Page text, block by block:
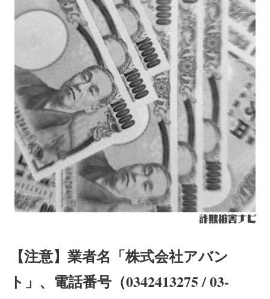
【注意】業者名「株式会社アバン
ト」、電話番号（0342413275 / 03-